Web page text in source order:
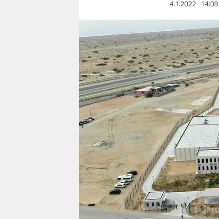
nord
wahrheit
verlag
verlag
veranstaltungen
shop
fragen & hilfe
unterstützen
abo
genossenschaft
4.1.2022